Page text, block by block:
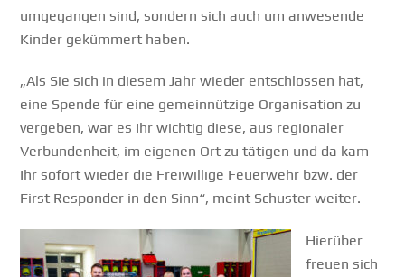
umgegangen sind, sondern sich auch um anwesende
Kinder gekümmert haben.
„Als Sie sich in diesem Jahr wieder entschlossen hat,
eine Spende für eine gemeinnützige Organisation zu
vergeben, war es Ihr wichtig diese, aus regionaler
Verbundenheit, im eigenen Ort zu tätigen und da kam
Ihr sofort wieder die Freiwillige Feuerwehr bzw. der
First Responder in den Sinn“, meint Schuster weiter.
Hierüber
freuen sich